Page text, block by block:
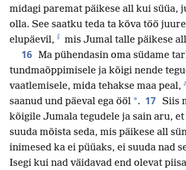
midagi paremat päikese all kui süüa,
olla. See saatku teda ta kõva töö
elupäevil, š mis Jumal talle päikese
16 Ma pühendasin oma südame
tundmaõppimisele ja kõigi nende
vaatlemisele, mida tehakse maa peal, z
saanud und päeval ega ööl *. 17 Siis
kõigile Jumala tegudele ja sain aru,
suuda mõista seda, mis päikese all
inimesed ka ei püüaks, ei suuda nad
Isegi kui nad väidavad end olevat